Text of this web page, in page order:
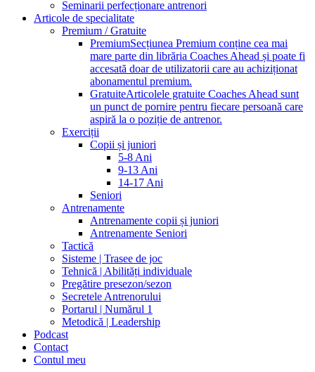
Seminarii perfecționare antrenori
Articole de specialitate
Premium / Gratuite
PremiumSecțiunea Premium conține cea mai
mare parte din librăria Coaches Ahead și poate fi
accesată doar de utilizatorii care au achiziționat
abonamentul premium.
GratuiteArticolele gratuite Coaches Ahead sunt
un punct de pornire pentru fiecare persoană care
aspiră la o poziție de antrenor.
Exerciții
Copii și juniori
5-8 Ani
9-13 Ani
14-17 Ani
Seniori
Antrenamente
Antrenamente copii și juniori
Antrenamente Seniori
Tactică
Sisteme | Trasee de joc
Tehnică | Abilități individuale
Pregătire presezon/sezon
Secretele Antrenorului
Portarul | Numărul 1
Metodică | Leadership
Podcast
Contact
Contul meu